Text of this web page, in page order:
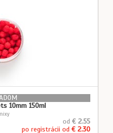
10mm 150ml
od € 2.55
po registrácii od € 2.30